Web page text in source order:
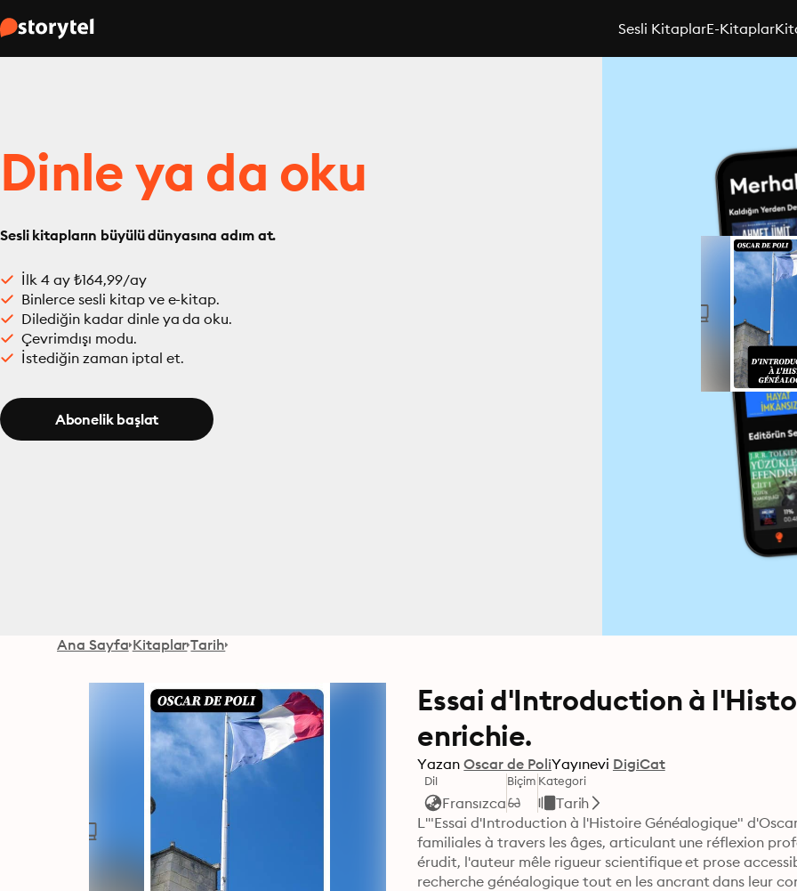
Sesli KitaplarE-Kitaplar
Dinle ya da oku
Sesli kitapların büyülü dünyasına adım at.
İlk 4 ay ₺164,99/ay
Binlerce sesli kitap ve e-kitap.
Dilediğin kadar dinle ya da oku.
Çevrimdışı modu.
İstediğin zaman iptal et.
Abonelik başlat
Ana Sayfa Kitaplar Tarih
Essai d'Introduction à
enrichie.
Yazan Oscar de PoliYayınevi DigiCat
Dil
Fransızca
Biçim Kategori
Tarih
L'"Essai d'Introduction à l'Histoire Généalogique"
familiales à travers les âges, articulant une réflexion
érudit, l'auteur mêle rigueur scientifique et prose
recherche généalogique tout en les ancrant dans leur